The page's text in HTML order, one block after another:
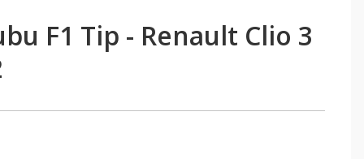
F1 Tip - Renault Clio 3